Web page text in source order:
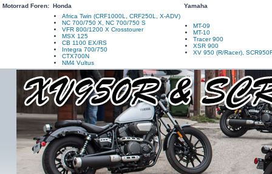
Motorrad Foren: Honda
Yamaha
Africa Twin (CRF1000L, CRF250L, X-ADV)
NC 700/750 X, NC 700/750 S
VFR 800/1200 X Crosstourer
MSX 125
CB 1100 EX/RS
Integra 700/750
CTX700N
NM4 Vultus
MT-09
MT-10
Tracer 900
XSR 900
XV 950 (R/Racer),